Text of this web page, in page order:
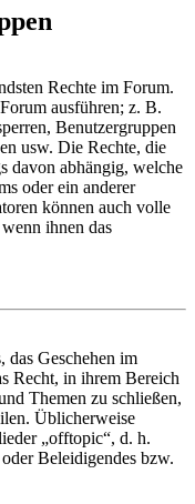
Rechte im Forum.
ausführen; z. B.
Benutzergruppen
usw. Die Rechte, die
davon abhängig, welche
oder ein anderer
können auch volle
ihnen das
das Geschehen im
Recht, in ihrem Bereich
Themen zu schließen,
Üblicherweise
„offtopic“, d. h.
Beleidigendes bzw.